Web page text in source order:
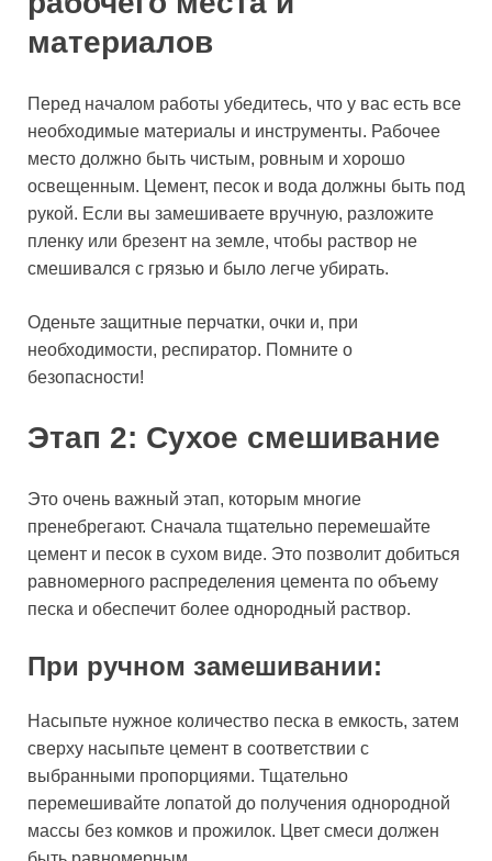
материалов
Перед началом работы убедитесь, что у вас есть все
необходимые материалы и инструменты. Рабочее
место должно быть чистым, ровным и хорошо
освещенным. Цемент, песок и вода должны быть под
рукой. Если вы замешиваете вручную, разложите
пленку или брезент на земле, чтобы раствор не
смешивался с грязью и было легче убирать.
Оденьте защитные перчатки, очки и, при
необходимости, респиратор. Помните о
безопасности!
Этап 2: Сухое смешивание
Это очень важный этап, которым многие
пренебрегают. Сначала тщательно перемешайте
цемент и песок в сухом виде. Это позволит добиться
равномерного распределения цемента по объему
песка и обеспечит более однородный раствор.
При ручном замешивании:
Насыпьте нужное количество песка в емкость, затем
сверху насыпьте цемент в соответствии с
выбранными пропорциями. Тщательно
перемешивайте лопатой до получения однородной
массы без комков и прожилок. Цвет смеси должен